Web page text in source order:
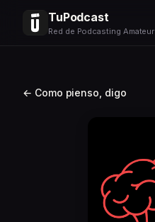
TuPodcast
Red de Podcasting Amateur
← Como pienso, digo